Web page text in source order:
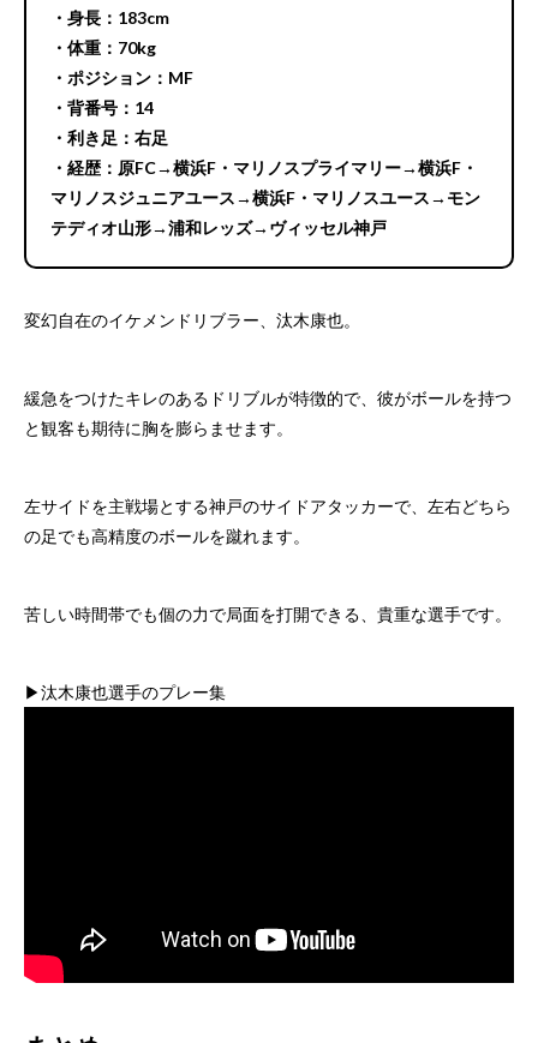
・身長：183cm
・体重：70kg
・ポジション：MF
・背番号：14
・利き足：右足
・経歴：原FC→横浜F・マリノスプライマリー→横浜F・
マリノスジュニアユース→横浜F・マリノスユース→モン
テディオ山形→浦和レッズ→ヴィッセル神戸
変幻自在のイケメンドリブラー、汰木康也。
緩急をつけたキレのあるドリブルが特徴的で、彼がボールを持つ
と観客も期待に胸を膨らませます。
左サイドを主戦場とする神戸のサイドアタッカーで、左右どちら
の足でも高精度のボールを蹴れます。
苦しい時間帯でも個の力で局面を打開できる、貴重な選手です。
▶︎汰木康也選手のプレー集